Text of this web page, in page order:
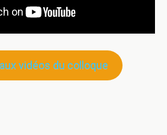
vidéos du colloque